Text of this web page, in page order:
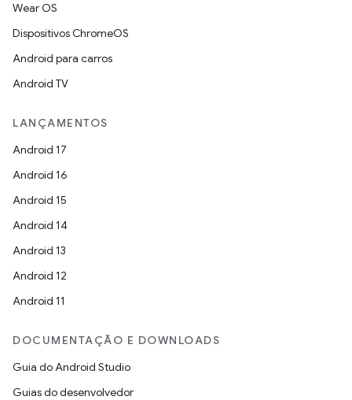
Wear OS
Dispositivos ChromeOS
Android para carros
Android TV
LANÇAMENTOS
Android 17
Android 16
Android 15
Android 14
Android 13
Android 12
Android 11
DOCUMENTAÇÃO E DOWNLOADS
Guia do Android Studio
Guias do desenvolvedor